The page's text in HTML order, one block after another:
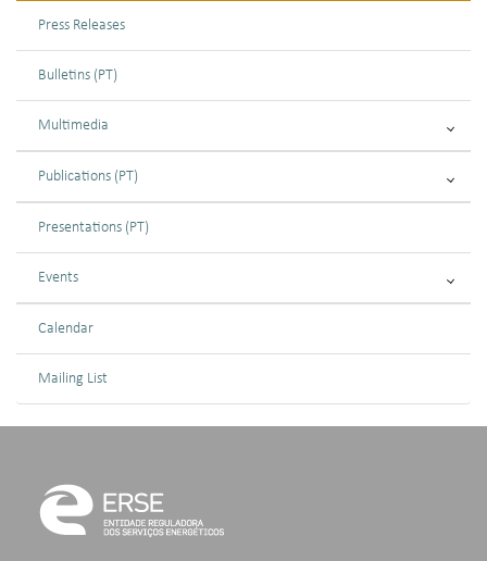
Press Releases
Bulletins (PT)
Multimedia
Publications (PT)
Presentations (PT)
Events
Calendar
Mailing List